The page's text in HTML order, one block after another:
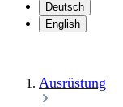
Deutsch
English
Ausrüstung